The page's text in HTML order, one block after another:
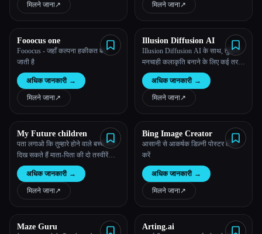
मिलने जाना↗︎ मिलने जाना↗︎
Fooocus one
Fooocus - जहाँ कल्पना हकीकत बन
जाती है
अधिक जानकारी →
मिलने जाना↗︎
Illusion Diffusion AI
Illusion Diffusion AI के साथ, तुम्हारी
मनचाही कलाकृति बनाने के लिए कई तरह
के पैरामीटर उपलब्ध हैं
अधिक जानकारी →
मिलने जाना↗︎
My Future children
पता लगाओ कि तुम्हारे होने वाले बच्चे कैसे
दिख सकते हैं माता-पिता की दो तस्वीरें
अपलोड करें और 30 सेकंड में अपने बच्चे
की इमेज जेनरेट करें
अधिक जानकारी →
मिलने जाना↗︎
Bing Image Creator
आसानी से आकर्षक डिज़्नी पोस्टर तैयार
करें
अधिक जानकारी →
मिलने जाना↗︎
Maze Guru Arting.ai